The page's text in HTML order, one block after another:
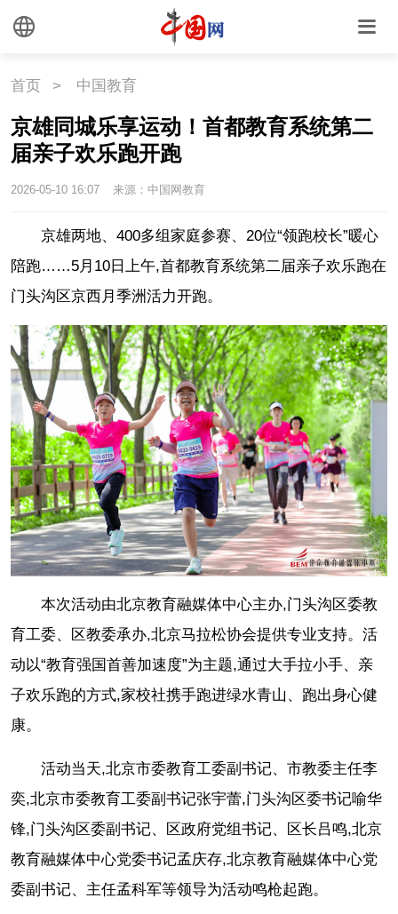
首页 > 中国教育
京雄同城乐享运动！首都教育系统第二
届亲子欢乐跑开跑
2026-05-10 16:07 来源：中国网教育
京雄两地、400多组家庭参赛、20位“领跑校长”暖心
陪跑……5月10日上午,首都教育系统第二届亲子欢乐跑在
门头沟区京西月季洲活力开跑。
本次活动由北京教育融媒体中心主办,门头沟区委教
育工委、区教委承办,北京马拉松协会提供专业支持。活
动以“教育强国首善加速度”为主题,通过大手拉小手、亲
子欢乐跑的方式,家校社携手跑进绿水青山、跑出身心健
康。
活动当天,北京市委教育工委副书记、市教委主任李
奕,北京市委教育工委副书记张宇蕾,门头沟区委书记喻华
锋,门头沟区委副书记、区政府党组书记、区长吕鸣,北京
教育融媒体中心党委书记孟庆存,北京教育融媒体中心党
委副书记、主任孟科军等领导为活动鸣枪起跑。